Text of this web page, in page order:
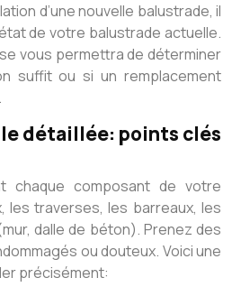
d’une nouvelle balustrade, il
de votre balustrade actuelle.
vous permettra de déterminer
suffit ou si un remplacement
détaillée: points clés
chaque composant de votre
les traverses, les barreaux, les
dalle de béton). Prenez des
ou douteux. Voici une
précisément: